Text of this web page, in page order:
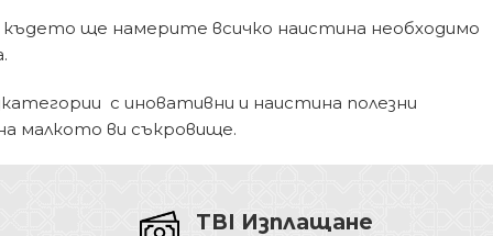
където ще намерите всичко наистина необходимо
с иновативни и наистина полезни
малкото ви съкровище.
TBI Изплащане